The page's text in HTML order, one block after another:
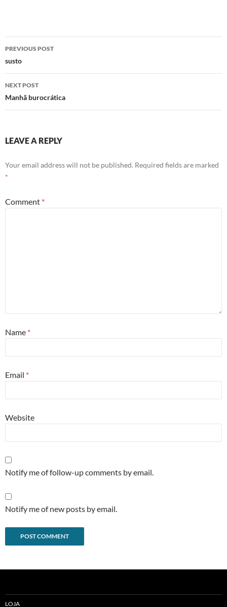
Post
navigation
PREVIOUS POST
susto
NEXT POST
Manhã burocrática
LEAVE A REPLY
Your email address will not be published. Required fields are marked
*
Comment *
Name *
Email *
Website
Notify me of follow-up comments by email.
Notify me of new posts by email.
LOJA